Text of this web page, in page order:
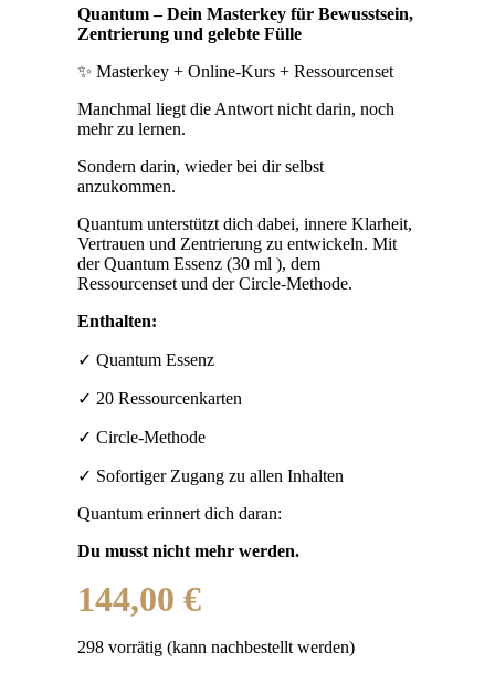
Quantum – Dein Masterkey für Bewusstsein,
Zentrierung und gelebte Fülle
✨ Masterkey + Online-Kurs + Ressourcenset
Manchmal liegt die Antwort nicht darin, noch
mehr zu lernen.
Sondern darin, wieder bei dir selbst
anzukommen.
Quantum unterstützt dich dabei, innere Klarheit,
Vertrauen und Zentrierung zu entwickeln. Mit
der Quantum Essenz (30 ml ), dem
Ressourcenset und der Circle-Methode.
Enthalten:
✓ Quantum Essenz
✓ 20 Ressourcenkarten
✓ Circle-Methode
✓ Sofortiger Zugang zu allen Inhalten
Quantum erinnert dich daran:
Du musst nicht mehr werden.
144,00 €
298 vorrätig (kann nachbestellt werden)